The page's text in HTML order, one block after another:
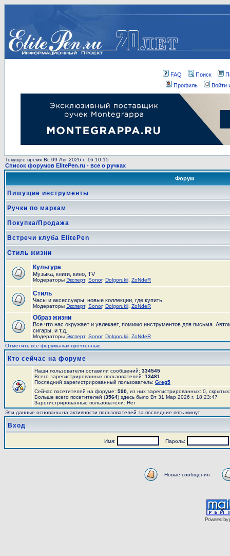
FAQ Поиск
Профиль
Войти
Текущее время Вс 09 Авг 2026 г. 16:10:15
Список форумов ElitePen.ru - все о ручках
Форум
Пишущие инструменты
Ручки по маркам
Покупка/Продажа
Встречи клуба ElitePen
Стиль жизни
Культура
Музыка, книги, кино, TV
Модераторы Эксперт, Sonor, Dolgorukii ZoNdeR
Стиль
Часы и аксесcуары, новые коллекции, где купить
Модераторы Эксперт, Sonor, Dolgorukii ZoNdeR
Образ жизни
Все что нас окружает и увлекает, помимо инструментов для письма.
сигары, и т.д.
Модераторы Эксперт, Sonor, Dolgorukii ZoNdeR
Отметить все форумы как прочтённые
Кто сейчас на форуме
Наши пользователи оставили сообщений: 334545
Всего зарегистрированных пользователей: 13481
Последний зарегистрированный пользователь: Greg5
Сейчас посетителей на форуме: 590 , из них зарегистрированных: 0,
Больше всего посетителей (3564) здесь было Вт 31 Мар 2026 г. 18:23:47
Зарегистрированные пользователи: Нет
Эти данные основаны на активности пользователей за последние пять минут
Вход
Имя: Пароль:
Новые сообщения
Powered by